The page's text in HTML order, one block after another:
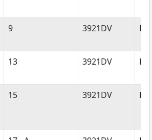
9 3921DV
13 3921DV
15 3921DV